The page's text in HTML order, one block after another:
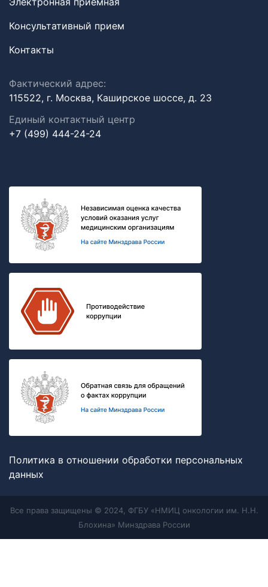
Консультативный прием
Контакты
Фактический адрес:
115522, г. Москва, Каширское шоссе, д. 23
Единый контактный центр
+7 (499) 444-24-24
Политика в отношении обработки персональных
данных
Все права защищены © 2024, ФГБУ «НМИЦ онкологии им. Н.Н.
Блохина» Минздрава России